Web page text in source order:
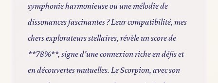
symphonie harmonieuse ou une mélodie de
dissonances fascinantes ? Leur compatibilité, mes
chers explorateurs stellaires, révèle un score de
**78%**, signe d'une connexion riche en défis et
en découvertes mutuelles. Le Scorpion, avec son